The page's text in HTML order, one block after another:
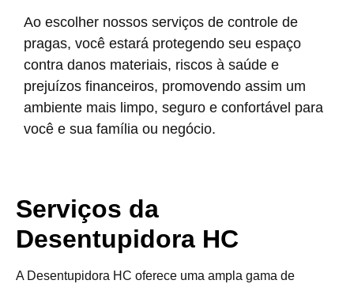
Ao escolher nossos serviços de controle de
pragas, você estará protegendo seu espaço
contra danos materiais, riscos à saúde e
prejuízos financeiros, promovendo assim um
ambiente mais limpo, seguro e confortável para
você e sua família ou negócio.
Serviços da
Desentupidora HC
A Desentupidora HC oferece uma ampla gama de